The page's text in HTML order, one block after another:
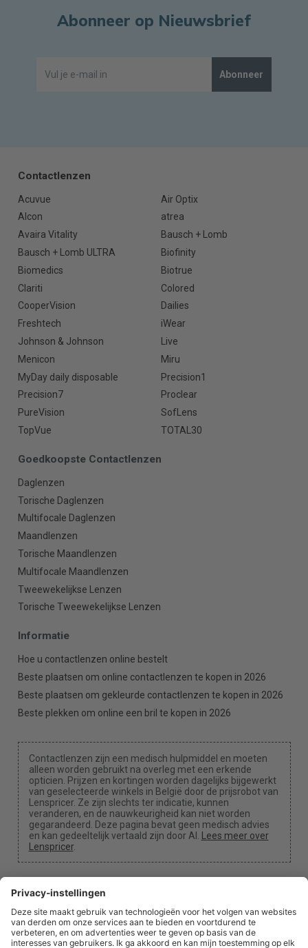
Abonneer op Nieuwsbrief
Abonneer
Contactlenzen
Acuvue
Air Optix
Alcon
atrea
Avaira Vitality
Bausch + Lomb
Bausch + Lomb ULTRA
Biofinity
Biomedics
Biotrue
Clariti
Colored
CooperVision
Dailies
Freshtech
iWear
Johnson & Johnson
Live
Menicon
Miru
MyDay daily disposable
Precision1
Precision7
Proclear
PureVision
SofLens
TopVue
TOTAL30
Goedkoopste Contactlenzen
Daglenzen
Torische Daglenzen
Multifocale Daglenzen
Maandlenzen
Torische Maandlenzen
Multifocale Maandlenzen
Tweewekelijkse Lenzen
Torische Tweewekelijkse Lenzen
Informatie
Hoe u contactlenzen online bestelt
Beste plaatsen om online contactlenzen te kopen in 2026
Beste plaatsen om gekleurde contactlenzen te kopen in 2026
Beste plekken om online een bril te kopen in 2026
Contactlenzen zijn een medisch hulpmiddel en moeten
alleen worden gebruikt na overleg met een erkende
opticien. Prijzen en kortingen worden dagelijks bijgewerkt
van geselecteerde winkels in België door de prijsrobot van
Lenspricer. Ze zijn slechts ter indicatie, kunnen
veranderen, en de nauwkeurigheid kan niet worden
gegarandeerd. Deze pagina bevat geen medisch advies
en kan gedeeltelijk vertaald zijn door AI. Lees meer over
Lenspricer.
Cookie-instellingen